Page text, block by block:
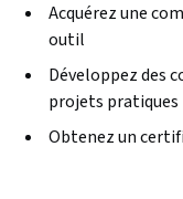
Acquérez une
outil
Développez des
projets pratiques
Obtenez un